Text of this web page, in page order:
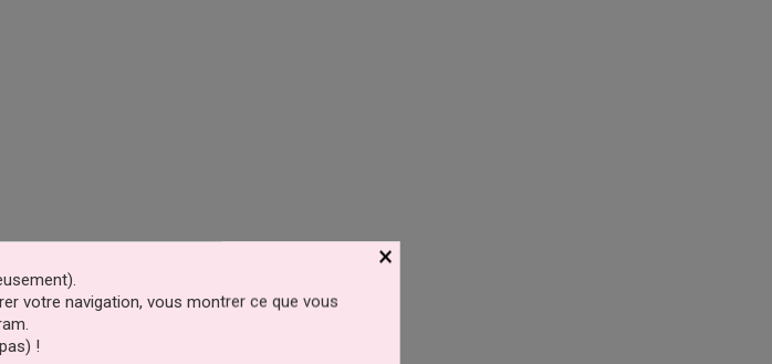
×
votre navigation, vous montrer ce que vous
!